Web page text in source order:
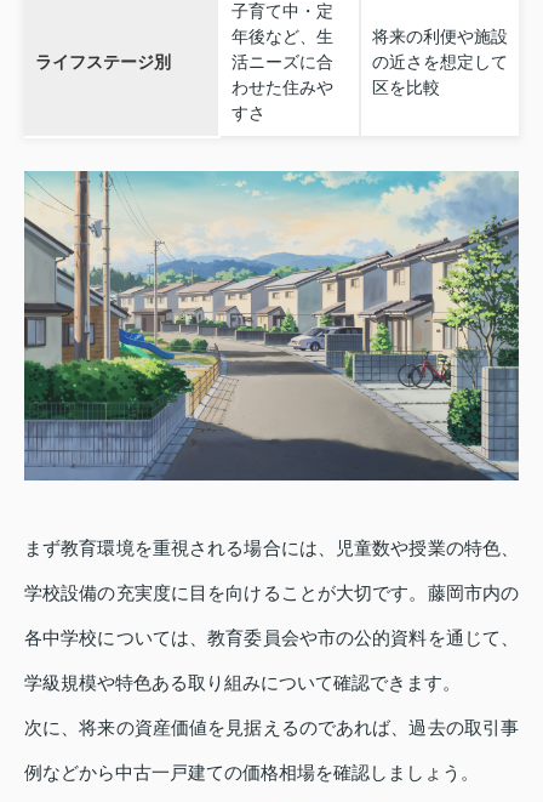
ライフステージ別
子育て中・定
年後など、生
活ニーズに合
わせた住みや
すさ
将来の利便や施設
の近さを想定して
区を比較
まず教育環境を重視される場合には、児童数や授業の特色、
学校設備の充実度に目を向けることが大切です。藤岡市内の
各中学校については、教育委員会や市の公的資料を通じて、
学級規模や特色ある取り組みについて確認できます。
次に、将来の資産価値を見据えるのであれば、過去の取引事
例などから中古一戸建ての価格相場を確認しましょう。